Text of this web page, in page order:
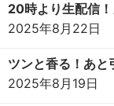
20時より生配信
2025年8月22日
ツンと香る！あと
2025年8月19日